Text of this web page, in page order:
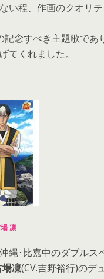
い程、作画のクオリ
記念すべき主題歌であ
てくれました。
凛
縄･比嘉中のダブルス
凜(CV.吉野裕行)のデ